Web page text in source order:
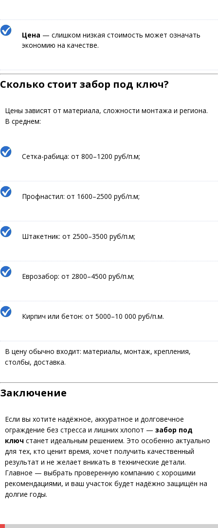
Цена — слишком низкая стоимость может означать
экономию на качестве.
Сколько стоит забор под ключ?
Цены зависят от материала, сложности монтажа и региона.
В среднем:
Сетка-рабица: от 800–1200 руб/п.м;
Профнастил: от 1600–2500 руб/п.м;
Штакетник: от 2500–3500 руб/п.м;
Еврозабор: от 2800–4500 руб/п.м;
Кирпич или бетон: от 5000–10 000 руб/п.м.
В цену обычно входит: материалы, монтаж, крепления,
столбы, доставка.
Заключение
Если вы хотите надёжное, аккуратное и долговечное
ограждение без стресса и лишних хлопот — забор под
ключ станет идеальным решением. Это особенно актуально
для тех, кто ценит время, хочет получить качественный
результат и не желает вникать в технические детали.
Главное — выбрать проверенную компанию с хорошими
рекомендациями, и ваш участок будет надёжно защищён на
долгие годы.